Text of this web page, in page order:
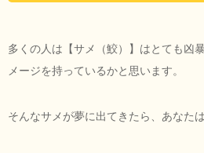
多くの人は【サメ（鮫）】はとても凶
メージを持っているかと思います。
そんなサメが夢に出てきたら、あなた